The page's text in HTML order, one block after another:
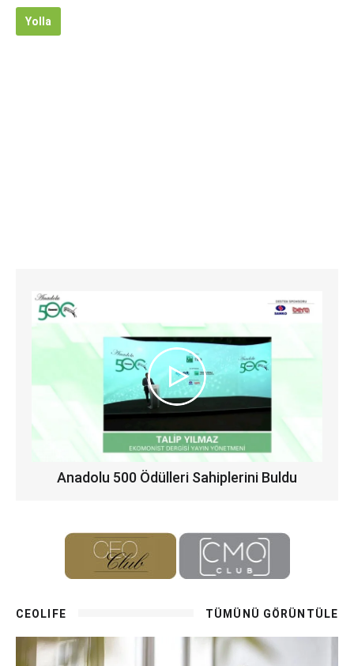
Yolla
Anadolu 500 Ödülleri Sahiplerini Buldu
CEOLIFE TÜMÜNÜ GÖRÜNTÜLE